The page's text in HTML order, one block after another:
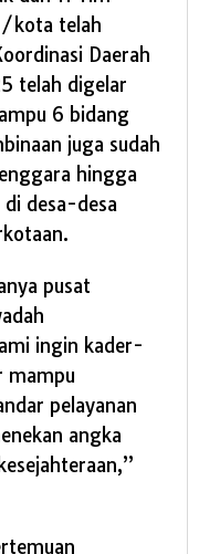
kota telah
Daerah
telah digelar
6 bidang
juga sudah
hingga
desa-desa
pusat
ingin kader-
mampu
pelayanan
angka